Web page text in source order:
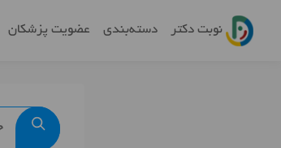
نوبت دکتر دسته‌بندی عضویت پزشکان